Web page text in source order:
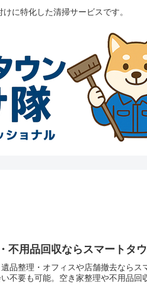
に特化した清掃サービスです。
不用品回収ならスマートタ
品整理・オフィスや店舗撤去なら
不要も可能。空き家整理や不用品回